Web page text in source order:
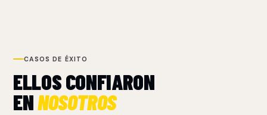
CASOS DE ÉXITO
ELLOS CONFIARON
ENNOSOTROS